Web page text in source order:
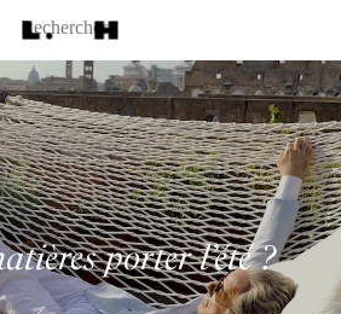
porter l’été ?